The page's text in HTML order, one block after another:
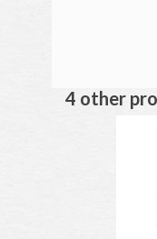
4 other